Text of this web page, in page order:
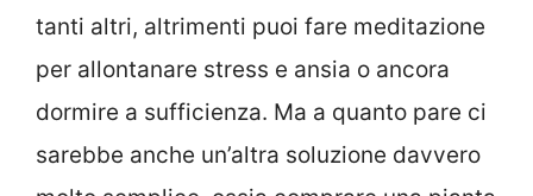
tanti altri, altrimenti puoi fare meditazione
per allontanare stress e ansia o ancora
dormire a sufficienza. Ma a quanto pare ci
sarebbe anche un’altra soluzione davvero